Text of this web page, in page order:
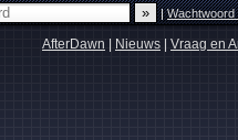
|Wachtwoord
AfterDawn Nieuws Vraag en